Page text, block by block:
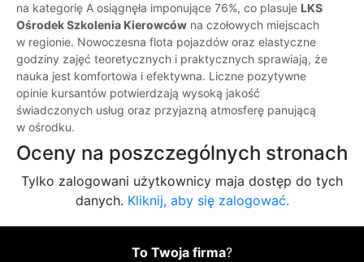
na kategorię A osiągnęła imponujące 76%, co plasuje LKS
Ośrodek Szkolenia Kierowców na czołowych miejscach
w regionie. Nowoczesna flota pojazdów oraz elastyczne
godziny zajęć teoretycznych i praktycznych sprawiają, że
nauka jest komfortowa i efektywna. Liczne pozytywne
opinie kursantów potwierdzają wysoką jakość
świadczonych usług oraz przyjazną atmosferę panującą
w ośrodku.
Oceny na poszczególnych stronach
Tylko zalogowani użytkownicy maja dostęp do tych
danych. Kliknij, aby się zalogować.
To Twoja firma?